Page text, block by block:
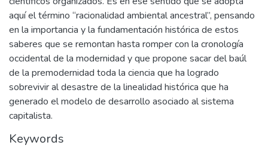
aquí el término “racionalidad ambiental ancestral”, pensando
en la importancia y la fundamentación histórica de estos
saberes que se remontan hasta romper con la cronología
occidental de la modernidad y que propone sacar del baúl
de la premodernidad toda la ciencia que ha logrado
sobrevivir al desastre de la linealidad histórica que ha
generado el modelo de desarrollo asociado al sistema
capitalista.
Keywords